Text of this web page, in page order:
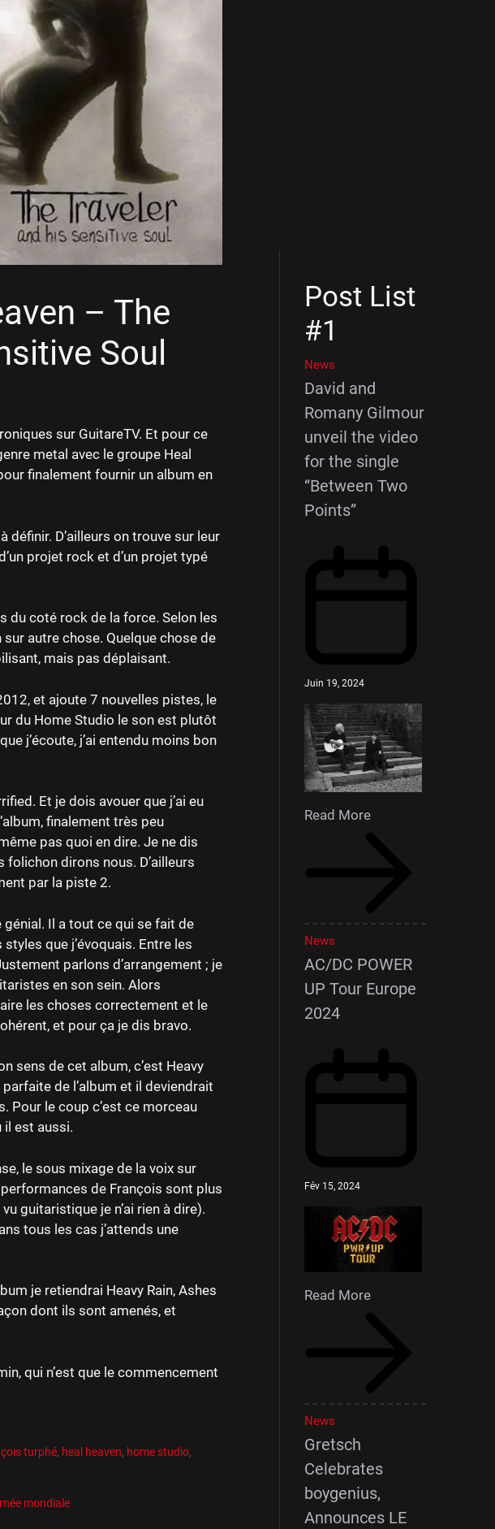
– The
Soul
sur GuitareTV. Et pour ce
metal avec le groupe Heal
finalement fournir un album en
définir. D’ailleurs on trouve sur leur
projet rock et d’un projet typé
du coté rock de la force. Selon les
autre chose. Quelque chose de
mais pas déplaisant.
et ajoute 7 nouvelles pistes, le
du Home Studio le son est plutôt
j’écoute, j’ai entendu moins bon
Et je dois avouer que j’ai eu
finalement très peu
pas quoi en dire. Je ne dis
folichon dirons nous. D’ailleurs
par la piste 2.
Il a tout ce qui se fait de
que j’évoquais. Entre les
parlons d’arrangement ; je
en son sein. Alors
les choses correctement et le
et pour ça je dis bravo.
sens de cet album, c’est Heavy
de l’album et il deviendrait
Pour le coup c’est ce morceau
il est aussi.
le sous mixage de la voix sur
performances de François sont plus
guitaristique je n’ai rien à dire).
tous les cas j’attends une
je retiendrai Heavy Rain, Ashes
dont ils sont amenés, et
qui n’est que le commencement
turphé, heal heaven, home studio,
mondiale
Post List
#1
News
David and
Romany Gilmour
unveil the video
for the single
“Between Two
Points”
Juin 19, 2024
Read More
News
AC/DC POWER
UP Tour Europe
2024
Fév 15, 2024
Read More
News
Gretsch
Celebrates
boygenius,
Announces LE